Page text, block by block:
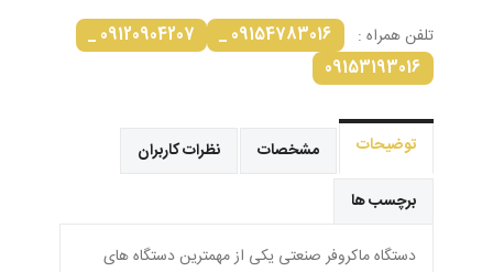
تلفن همراه : 09154783016 _
09120904207 _
09153193016
توضیحات مشخصات
نظرات کاربران
برچسب ها
دستگاه ماکروفر صنعتی یکی از مهمترین دستگاه های